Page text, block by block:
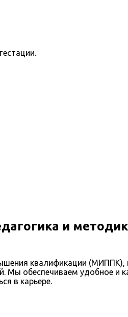
и
квалификации
Мы обеспечиваем удобное и
в карьере.